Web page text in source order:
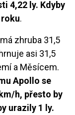
4,22 ly. Kdyby
.
zhruba 31,5
asi 31,5
a Měsícem.
Apollo se
h, přesto by
urazily 1 ly.